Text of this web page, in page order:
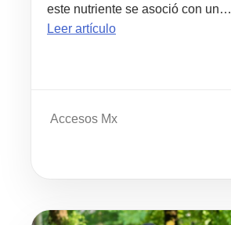
este nutriente se asoció con un…
Leer artículo
Accesos Mx